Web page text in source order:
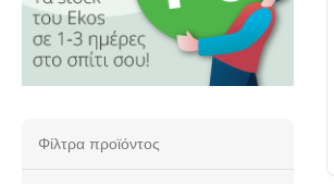
Φίλτρα προϊόντος